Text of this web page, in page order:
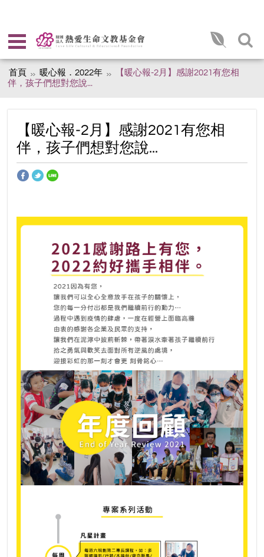
首頁 暖心報．2022年
【暖心報-2月】感謝2021有您相
伴，孩子們想對您說...
【暖心報-2月】感謝2021有您相
伴，孩子們想對您說...